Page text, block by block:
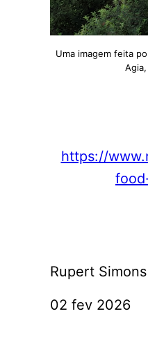
Uma imagem feita
https://
Rupert Simons
02 fev 2026